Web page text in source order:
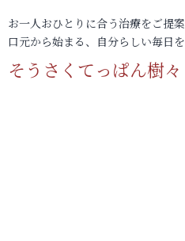
お一人おひとりに合う治療をご提案
口元から始まる、自分らしい毎日を
そうさくてっぱん樹々